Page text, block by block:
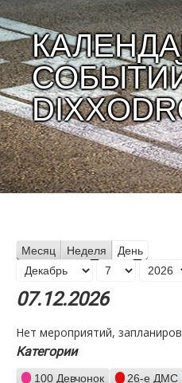
Месяц Неделя День
Месяц
День
Год
07.12.2026
Нет мероприятий,
Категории
100 Девчонок 26-е ДМС